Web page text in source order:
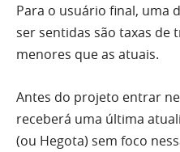
Para o usuário final, uma
ser sentidas são taxas de
menores que as atuais.
Antes do projeto entrar
receberá uma última
(ou Hegota) sem foco